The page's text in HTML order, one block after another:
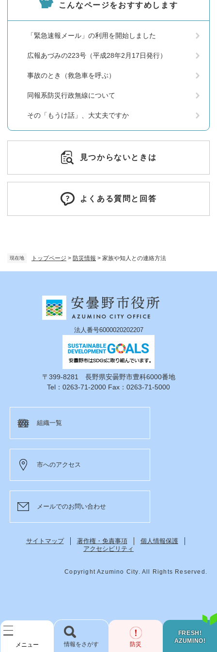
メニュー
現在地 トップページ > 防災情報 > 家族や知人との連絡方法
こんなページをおすすめします
「緊急速報メール」の利用を開始しました
広報あづみの223号（平成28年2月17日発行）
事故のとき（救急車を呼ぶ）
同報系防災行政無線について
その「もうけ話」、大丈夫ですか
見つからないときは
よくある質問と回答
FRESH!
AZUMINO!
検
防災
法人番号6000020202207
〒399-8281 長野県安曇野市豊科6000番地
Tel：0263-71-2000 Fax：0263-71-5000
組織一覧
市へのアクセス
メールでのお問い合わせ
サイトマップ 著作権・免責事項
個人情報保護
アクセシビリティ
Copyright Azumino City. All Rights Reserved.